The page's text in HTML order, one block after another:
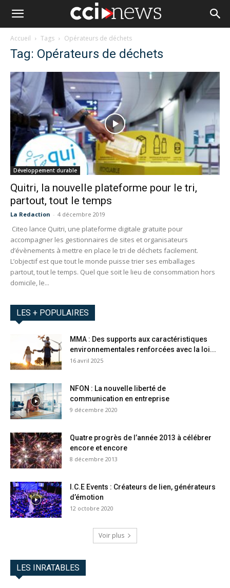
Accueil Tags Opérateurs de déchets
Tag: Opérateurs de déchets
Développement durable
Quitri, la nouvelle plateforme pour le tri,
partout, tout le temps
La Redaction - 4 décembre 2019
Citeo lance Quitri, une plateforme digitale gratuite pour
accompagner les gestionnaires de sites et organisateurs
d’évènements à mettre en place le tri de déchets facilement.
L’objectif est que tout le monde puisse trier ses emballages
partout, tout le temps. Quel que soit le lieu de consommation hors
domicile, le...
LES + POPULAIRES
MMA : Des supports aux caractéristiques
environnementales renforcées avec la loi...
16 avril 2025
NFON : La nouvelle liberté de
communication en entreprise
9 décembre 2020
Quatre progrès de l’année 2013 à célébrer
encore et encore
8 décembre 2013
I.C.E Events : Créateurs de lien, générateurs
d’émotion
12 octobre 2020
Voir plus
LES INRATABLES